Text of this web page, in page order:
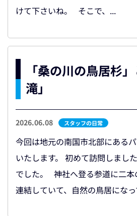
けて下さいね。 そこで、...
「桑の川の鳥居杉
滝」
2026.06.08 スタッフの日常
今回は地元の南国市北部にある
いたします。 初めて訪問しまし
でした。 神社へ登る参道に二本
連結していて、自然の鳥居にな